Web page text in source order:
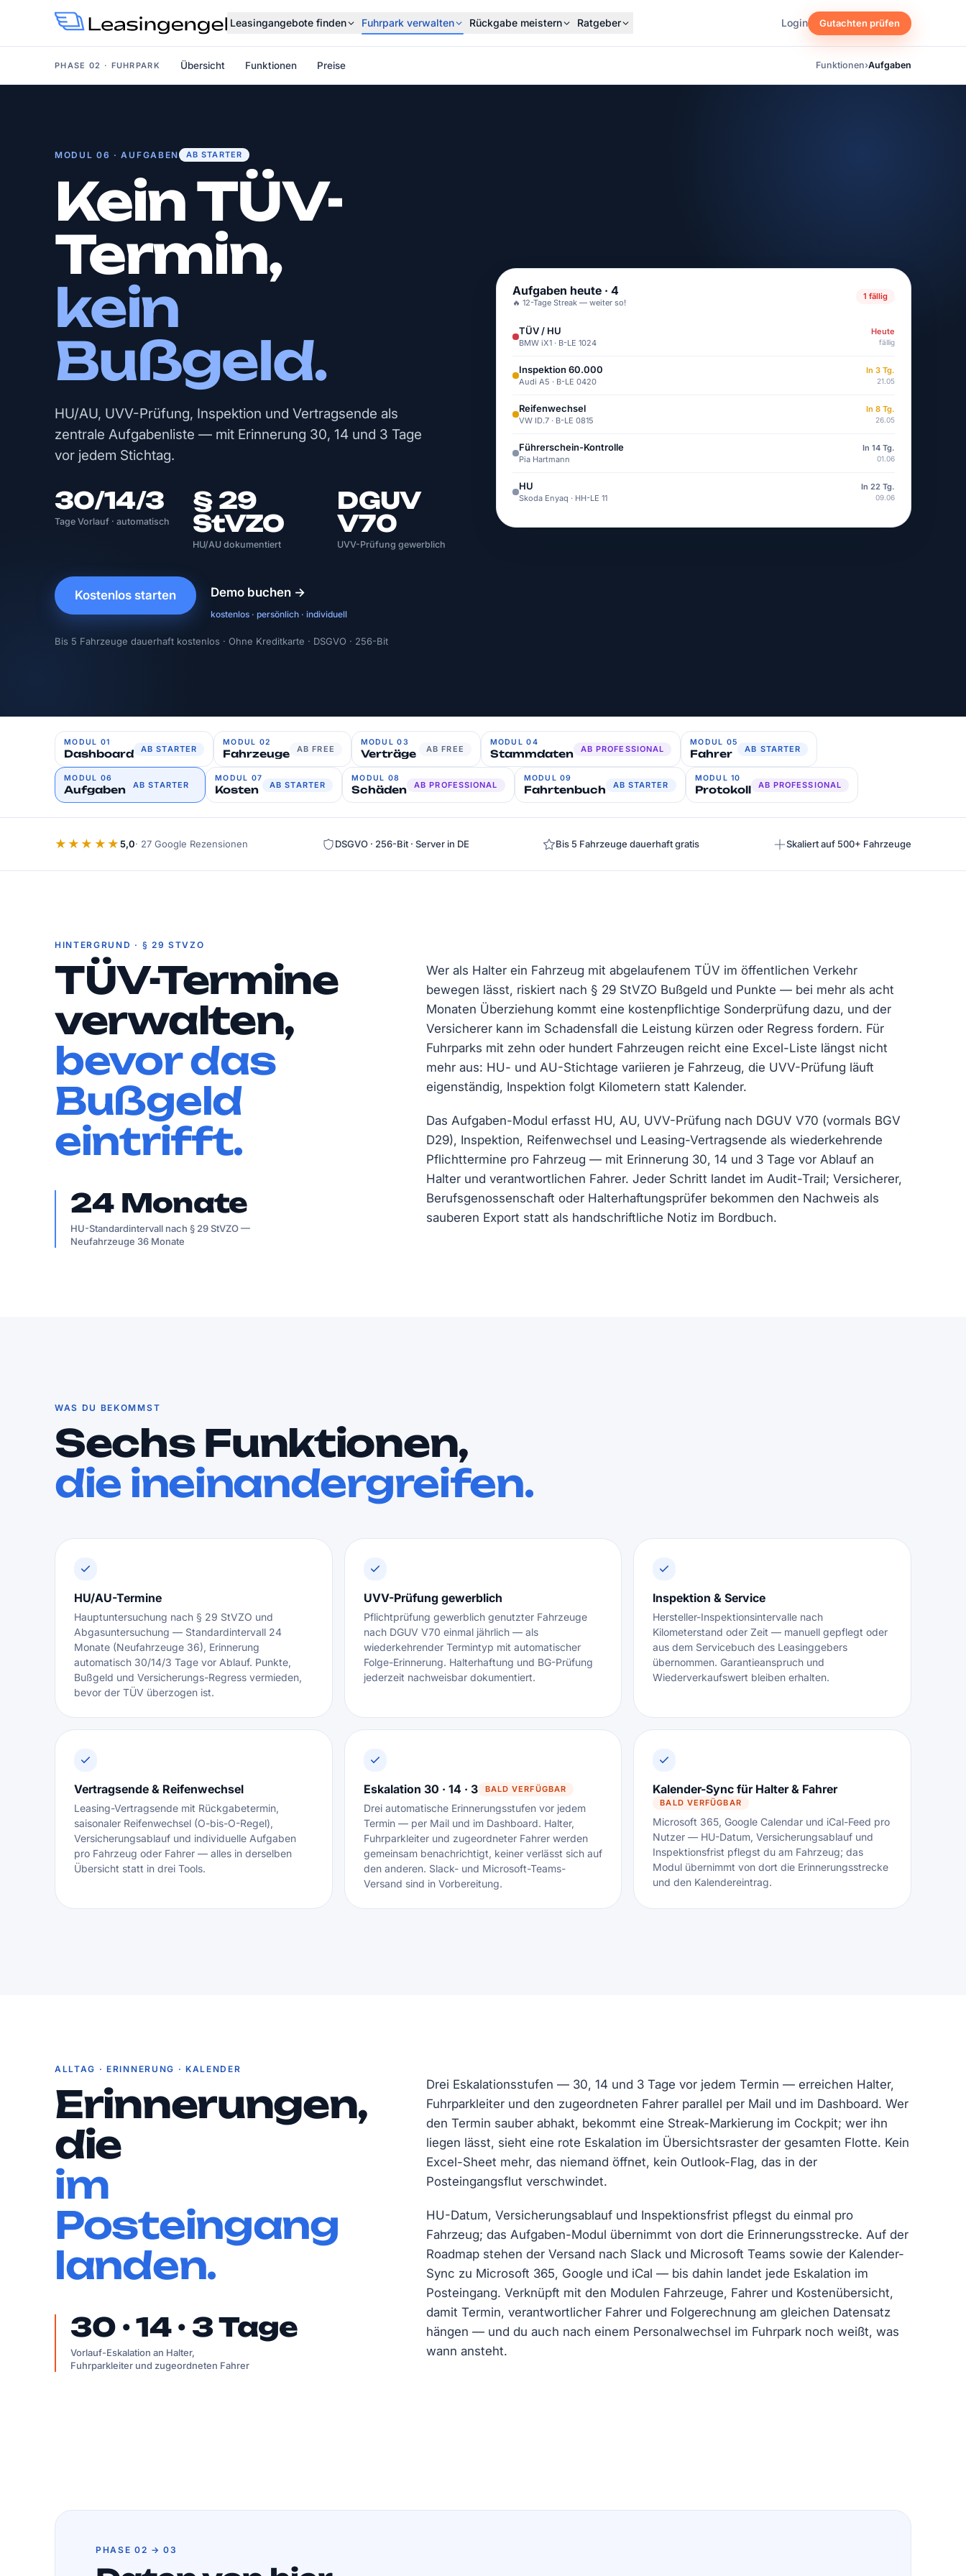
Leasingangebote finden Fuhrpark verwalten Rückgabe meistern Ratgeber Login Gutachten prüfen
PHASE 02 · FUHRPARK Übersicht Funktionen Preise Funktionen›Aufgaben
MODUL 06 · AUFGABEN AB STARTER
Kein TÜV-
Termin,
kein
Bußgeld.
HU/AU, UVV-Prüfung, Inspektion und Vertragsende als
zentrale Aufgabenliste — mit Erinnerung 30, 14 und 3 Tage
vor jedem Stichtag.
30/14/3
Tage Vorlauf · automatisch
§ 29
StVZO
HU/AU dokumentiert
DGUV
V70
UVV-Prüfung gewerblich
Kostenlos starten Demo buchen →
kostenlos · persönlich · individuell
Bis 5 Fahrzeuge dauerhaft kostenlos · Ohne Kreditkarte · DSGVO · 256-Bit
Aufgaben heute · 4
🔥 12-Tage Streak — weiter so!
1 fällig
TÜV / HU
BMW iX1 · B-LE 1024
Heute
fällig
Inspektion 60.000
Audi A5 · B-LE 0420
In 3 Tg.
21.05
Reifenwechsel
VW ID.7 · B-LE 0815
In 8 Tg.
26.05
Führerschein-Kontrolle
Pia Hartmann
In 14 Tg.
01.06
HU
Skoda Enyaq · HH-LE 11
In 22 Tg.
09.06
MODUL 01
Dashboard AB STARTER
MODUL 02
Fahrzeuge AB FREE
MODUL 03
Verträge AB FREE
MODUL 04
Stammdaten AB PROFESSIONAL
MODUL 05
Fahrer AB STARTER
MODUL 06
Aufgaben AB STARTER
MODUL 07
Kosten AB STARTER
MODUL 08
Schäden AB PROFESSIONAL
MODUL 09
Fahrtenbuch AB STARTER
MODUL 10
Protokoll AB PROFESSIONAL
★★★★★5,0· 27 Google Rezensionen DSGVO · 256-Bit · Server in DE Bis 5 Fahrzeuge dauerhaft gratis Skaliert auf 500+ Fahrzeuge
HINTERGRUND · § 29 STVZO
TÜV-Termine
verwalten,
bevor das
Bußgeld
eintrifft.
24 Monate
HU-Standardintervall nach § 29 StVZO —
Neufahrzeuge 36 Monate
Wer als Halter ein Fahrzeug mit abgelaufenem TÜV im öffentlichen Verkehr
bewegen lässt, riskiert nach § 29 StVZO Bußgeld und Punkte — bei mehr als acht
Monaten Überziehung kommt eine kostenpflichtige Sonderprüfung dazu, und der
Versicherer kann im Schadensfall die Leistung kürzen oder Regress fordern. Für
Fuhrparks mit zehn oder hundert Fahrzeugen reicht eine Excel-Liste längst nicht
mehr aus: HU- und AU-Stichtage variieren je Fahrzeug, die UVV-Prüfung läuft
eigenständig, Inspektion folgt Kilometern statt Kalender.
Das Aufgaben-Modul erfasst HU, AU, UVV-Prüfung nach DGUV V70 (vormals BGV
D29), Inspektion, Reifenwechsel und Leasing-Vertragsende als wiederkehrende
Pflichttermine pro Fahrzeug — mit Erinnerung 30, 14 und 3 Tage vor Ablauf an
Halter und verantwortlichen Fahrer. Jeder Schritt landet im Audit-Trail; Versicherer,
Berufsgenossenschaft oder Halterhaftungsprüfer bekommen den Nachweis als
sauberen Export statt als handschriftliche Notiz im Bordbuch.
WAS DU BEKOMMST
Sechs Funktionen,
die ineinandergreifen.
HU/AU-Termine
Hauptuntersuchung nach § 29 StVZO und
Abgasuntersuchung — Standardintervall 24
Monate (Neufahrzeuge 36), Erinnerung
automatisch 30/14/3 Tage vor Ablauf. Punkte,
Bußgeld und Versicherungs-Regress vermieden,
bevor der TÜV überzogen ist.
UVV-Prüfung gewerblich
Pflichtprüfung gewerblich genutzter Fahrzeuge
nach DGUV V70 einmal jährlich — als
wiederkehrender Termintyp mit automatischer
Folge-Erinnerung. Halterhaftung und BG-Prüfung
jederzeit nachweisbar dokumentiert.
Inspektion & Service
Hersteller-Inspektionsintervalle nach
Kilometerstand oder Zeit — manuell gepflegt oder
aus dem Servicebuch des Leasinggebers
übernommen. Garantieanspruch und
Wiederverkaufswert bleiben erhalten.
Vertragsende & Reifenwechsel
Leasing-Vertragsende mit Rückgabetermin,
saisonaler Reifenwechsel (O-bis-O-Regel),
Versicherungsablauf und individuelle Aufgaben
pro Fahrzeug oder Fahrer — alles in derselben
Übersicht statt in drei Tools.
Eskalation 30 · 14 · 3 BALD VERFÜGBAR
Drei automatische Erinnerungsstufen vor jedem
Termin — per Mail und im Dashboard. Halter,
Fuhrparkleiter und zugeordneter Fahrer werden
gemeinsam benachrichtigt, keiner verlässt sich auf
den anderen. Slack- und Microsoft-Teams-
Versand sind in Vorbereitung.
Kalender-Sync für Halter & Fahrer
BALD VERFÜGBAR
Microsoft 365, Google Calendar und iCal-Feed pro
Nutzer — HU-Datum, Versicherungsablauf und
Inspektionsfrist pflegst du am Fahrzeug; das
Modul übernimmt von dort die Erinnerungsstrecke
und den Kalendereintrag.
ALLTAG · ERINNERUNG · KALENDER
Erinnerungen,
die
im
Posteingang
landen.
30 · 14 · 3 Tage
Vorlauf-Eskalation an Halter,
Fuhrparkleiter und zugeordneten Fahrer
Drei Eskalationsstufen — 30, 14 und 3 Tage vor jedem Termin — erreichen Halter,
Fuhrparkleiter und den zugeordneten Fahrer parallel per Mail und im Dashboard. Wer
den Termin sauber abhakt, bekommt eine Streak-Markierung im Cockpit; wer ihn
liegen lässt, sieht eine rote Eskalation im Übersichtsraster der gesamten Flotte. Kein
Excel-Sheet mehr, das niemand öffnet, kein Outlook-Flag, das in der
Posteingangsflut verschwindet.
HU-Datum, Versicherungsablauf und Inspektionsfrist pflegst du einmal pro
Fahrzeug; das Aufgaben-Modul übernimmt von dort die Erinnerungsstrecke. Auf der
Roadmap stehen der Versand nach Slack und Microsoft Teams sowie der Kalender-
Sync zu Microsoft 365, Google und iCal — bis dahin landet jede Eskalation im
Posteingang. Verknüpft mit den Modulen Fahrzeuge, Fahrer und Kostenübersicht,
damit Termin, verantwortlicher Fahrer und Folgerechnung am gleichen Datensatz
hängen — und du auch nach einem Personalwechsel im Fuhrpark noch weißt, was
wann ansteht.
PHASE 02 → 03